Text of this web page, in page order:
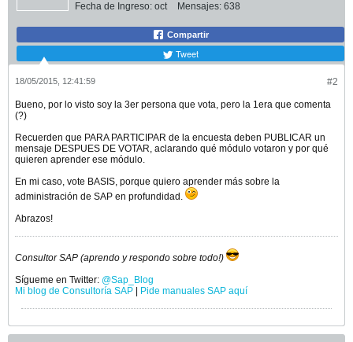
Fecha de Ingreso: oct Mensajes: 638
Compartir
Tweet
#2
18/05/2015, 12:41:59
Bueno, por lo visto soy la 3er persona que vota, pero la 1era que comenta
(?)
Recuerden que PARA PARTICIPAR de la encuesta deben PUBLICAR un
mensaje DESPUES DE VOTAR, aclarando qué módulo votaron y por qué
quieren aprender ese módulo.
En mi caso, vote BASIS, porque quiero aprender más sobre la
administración de SAP en profundidad.
Abrazos!
Consultor SAP (aprendo y respondo sobre todo!)
Sígueme en Twitter: @Sap_Blog
Mi blog de Consultoría SAP
Pide manuales SAP aquí